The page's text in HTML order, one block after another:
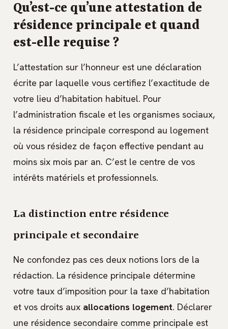
Qu’est-ce qu’une attestation de
résidence principale et quand
est-elle requise ?
L’attestation sur l’honneur est une déclaration
écrite par laquelle vous certifiez l’exactitude de
votre lieu d’habitation habituel. Pour
l’administration fiscale et les organismes sociaux,
la résidence principale correspond au logement
où vous résidez de façon effective pendant au
moins six mois par an. C’est le centre de vos
intérêts matériels et professionnels.
La distinction entre résidence
principale et secondaire
Ne confondez pas ces deux notions lors de la
rédaction. La résidence principale détermine
votre taux d’imposition pour la taxe d’habitation
et vos droits aux allocations logement. Déclarer
une résidence secondaire comme principale est